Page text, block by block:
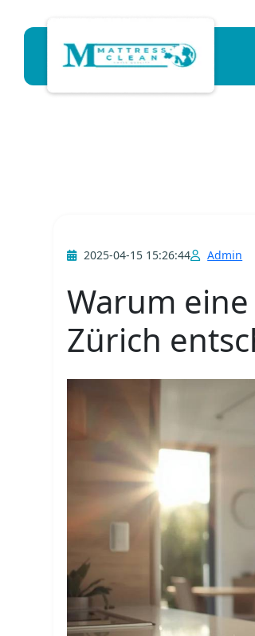
2025-04-15 15:26:44 Admin
Warum
Zürich